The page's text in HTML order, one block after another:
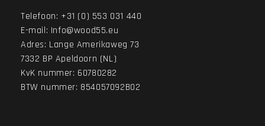
Telefoon: +31 (0) 553 031 440
E-mail: Info@wood55.eu
Adres: Lange Amerikaweg 73
7332 BP Apeldoorn (NL)
KvK nummer: 60780282
BTW nummer: 854057092B02